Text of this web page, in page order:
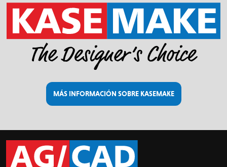
MÁS INFORMACIÓN SOBRE KASEMAKE